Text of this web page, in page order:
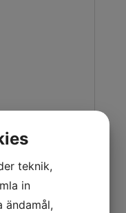
24, 36, 42,
teknik,
in